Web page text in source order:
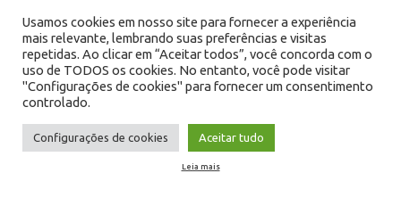
trabalhadores autônomos urbanos e
agricultores e a forma que sua aliança assume
com objetivos antimonopolistas e
antimonopolistas, com a atividade de
vanguarda das forças do KKE, em condições
não-revolucionárias, constituem a primeira
forma para a criação da frente revolucionária
Usamos cookies em nosso site para fornecer a experiência
mais relevante, lembrando suas preferências e visitas
repetidas. Ao clicar em “Aceitar todos”, você concorda com o
uso de TODOS os cookies. No entanto, você pode visitar
"Configurações de cookies" para fornecer um consentimento
controlado.
Configurações de cookies Aceitar tudo
Leia mais